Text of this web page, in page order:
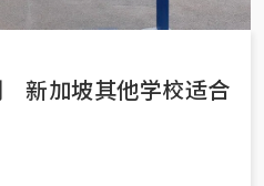
新加坡其他学校适合